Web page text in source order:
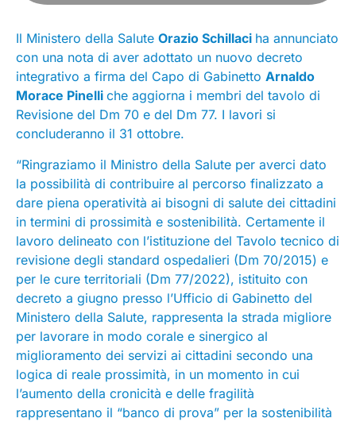
Il Ministero della Salute Orazio Schillaci ha annunciato
con una nota di aver adottato un nuovo decreto
integrativo a firma del Capo di Gabinetto Arnaldo
Morace Pinelli che aggiorna i membri del tavolo di
Revisione del Dm 70 e del Dm 77. I lavori si
concluderanno il 31 ottobre.
“Ringraziamo il Ministro della Salute per averci dato
la possibilità di contribuire al percorso finalizzato a
dare piena operatività ai bisogni di salute dei cittadini
in termini di prossimità e sostenibilità. Certamente il
lavoro delineato con l’istituzione del Tavolo tecnico di
revisione degli standard ospedalieri (Dm 70/2015) e
per le cure territoriali (Dm 77/2022), istituito con
decreto a giugno presso l’Ufficio di Gabinetto del
Ministero della Salute, rappresenta la strada migliore
per lavorare in modo corale e sinergico al
miglioramento dei servizi ai cittadini secondo una
logica di reale prossimità, in un momento in cui
l’aumento della cronicità e delle fragilità
rappresentano il “banco di prova” per la sostenibilità